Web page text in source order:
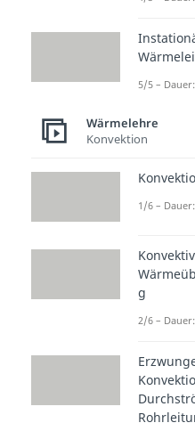
Als
Im
wir in
der
ebene
wir dir
5/5 –
Wärmelehre
Konvektion
1/6 –
g
2/6 –